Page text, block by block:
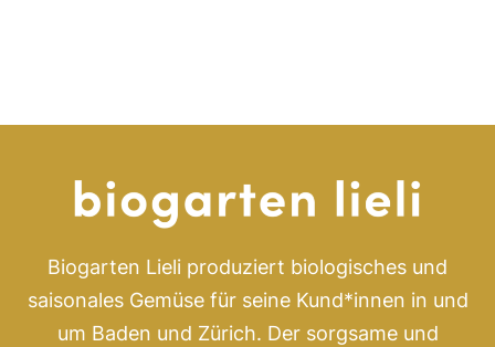
Biogarten Lieli produziert biologisches und
saisonales Gemüse für seine Kund*innen in und
um Baden und Zürich. Der sorgsame und